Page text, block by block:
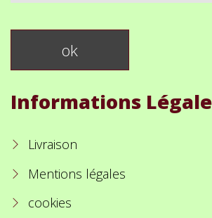
Informations
Livraison
Mentions légales
cookies